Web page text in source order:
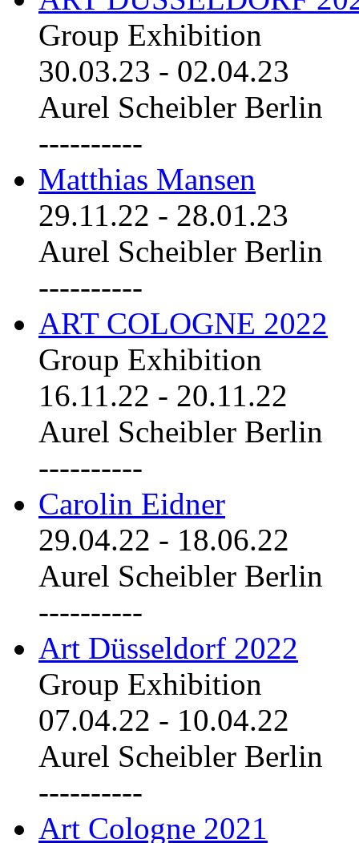
Group Exhibition
30.03.23 - 02.04.23
Aurel Scheibler Berlin
----------
Matthias Mansen
29.11.22 - 28.01.23
Aurel Scheibler Berlin
----------
ART COLOGNE 2022
Group Exhibition
16.11.22 - 20.11.22
Aurel Scheibler Berlin
----------
Carolin Eidner
29.04.22 - 18.06.22
Aurel Scheibler Berlin
----------
Art Düsseldorf 2022
Group Exhibition
07.04.22 - 10.04.22
Aurel Scheibler Berlin
----------
Art Cologne 2021